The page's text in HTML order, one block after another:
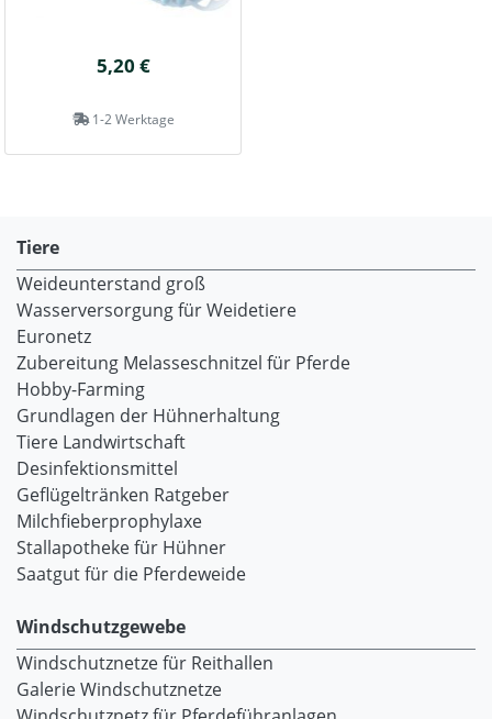
5,20 €
1-2 Werktage
Tiere
Weideunterstand groß
Wasserversorgung für Weidetiere
Euronetz
Zubereitung Melasseschnitzel für Pferde
Hobby-Farming
Grundlagen der Hühnerhaltung
Tiere Landwirtschaft
Desinfektionsmittel
Geflügeltränken Ratgeber
Milchfieberprophylaxe
Stallapotheke für Hühner
Saatgut für die Pferdeweide
Windschutzgewebe
Windschutznetze für Reithallen
Galerie Windschutznetze